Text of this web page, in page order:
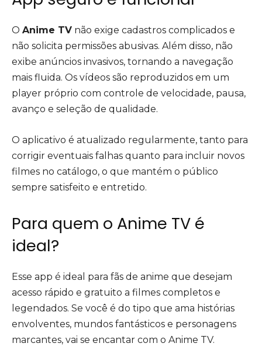
O Anime TV não exige cadastros complicados e
não solicita permissões abusivas. Além disso, não
exibe anúncios invasivos, tornando a navegação
mais fluida. Os vídeos são reproduzidos em um
player próprio com controle de velocidade, pausa,
avanço e seleção de qualidade.
O aplicativo é atualizado regularmente, tanto para
corrigir eventuais falhas quanto para incluir novos
filmes no catálogo, o que mantém o público
sempre satisfeito e entretido.
Para quem o Anime TV é
ideal?
Esse app é ideal para fãs de anime que desejam
acesso rápido e gratuito a filmes completos e
legendados. Se você é do tipo que ama histórias
envolventes, mundos fantásticos e personagens
marcantes, vai se encantar com o Anime TV.